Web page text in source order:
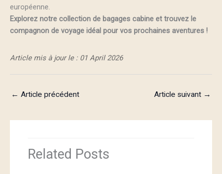
européenne.
Explorez notre collection de bagages cabine et trouvez le
compagnon de voyage idéal pour vos prochaines aventures !
Article mis à jour le : 01 April 2026
← Article précédent Article suivant →
Related Posts